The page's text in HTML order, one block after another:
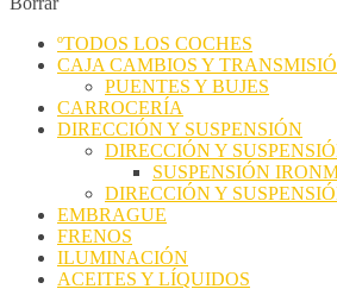
ºTODOS LOS COCHES
CAJA CAMBIOS Y
PUENTES Y BUJES
CARROCERÍA
DIRECCIÓN Y SUSPENSIÓN
DIRECCIÓN Y
SUSPENSIÓN
DIRECCIÓN Y
EMBRAGUE
FRENOS
ILUMINACIÓN
ACEITES Y LÍQUIDOS